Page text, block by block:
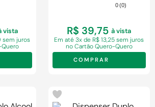
vista
sem juros
0 (0)
R$ 39,75 à vista
Ematé 3x de R$ 13,25 sem juros
no Cartão Quero-Quero
COMPRAR